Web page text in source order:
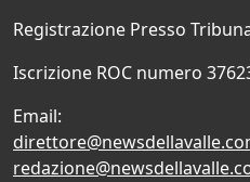
Registrazione Presso
Iscrizione ROC numero
Email: